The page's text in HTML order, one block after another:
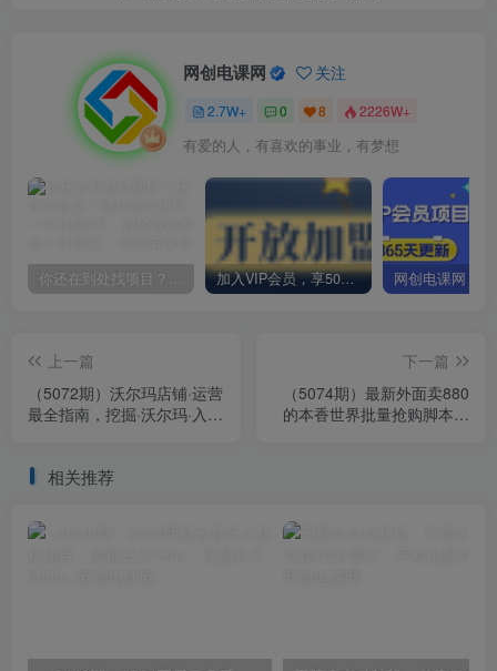
网创电课网 关注
2.7W+ 0 8 2226W+
有爱的人，有喜欢的事业，有梦想
加入VIP会员，享50%的推广提成，免费学习多种网上创业课程，菜鸟秒变大神！
上一篇
（5072期）沃尔玛店铺·运营
最全指南，挖掘·沃尔玛·入门
下一篇
（5074期）最新外面卖880
的本香世界批量抢购脚本，
相关推荐